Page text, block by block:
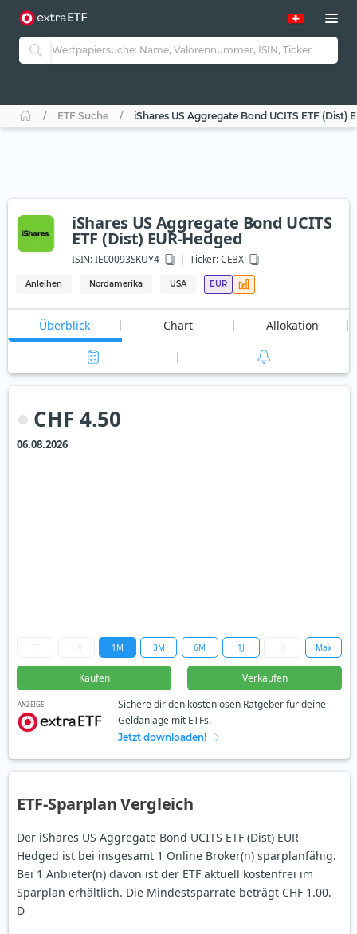
ETF Suche iShares US Aggregate Bond UCITS ETF (Dist)
iShares US Aggregate Bond UCITS
ETF (Dist) EUR-Hedged
ISIN:IE00093SKUY4 Ticker:CEBX
Anleihen Nordamerika USA EUR
Überblick Chart Allokation
CHF 4.50
06.08.2026
1M 3M 6M 1J Max
Kaufen Verkaufen
ANZEIGE
Sichere dir den kostenlosen Ratgeber für deine
Geldanlage mit ETFs.
Jetzt downloaden!
ETF-Sparplan Vergleich
Der iShares US Aggregate Bond UCITS ETF (Dist) EUR-
Hedged ist bei insgesamt 1 Online Broker(n) sparplanfähig.
Bei 1 Anbieter(n) davon ist der ETF aktuell kostenfrei im
Sparplan erhältlich. Die Mindestsparrate beträgt CHF 1.00.
D